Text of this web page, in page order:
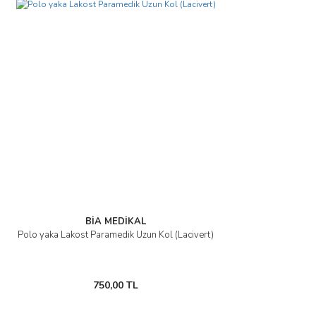
BİA MEDİKAL
Polo yaka Lakost Paramedik Uzun Kol (Lacivert)
750,00 TL